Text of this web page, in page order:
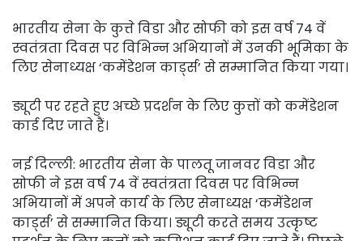
भारतीय सेना के कुत्ते विडा और सोफी को इस वर्ष 74 वें
स्वतंत्रता दिवस पर विभिन्न अभियानों में उनकी भूमिका के
लिए सेनाध्यक्ष ‘कमेंडेशन कार्ड्स’ से सम्मानित किया गया।
ड्यूटी पर रहते हुए अच्छे प्रदर्शन के लिए कुत्तों को कमेंडेशन
कार्ड दिए जाते हैं।
नई दिल्ली: भारतीय सेना के पालतू जानवर विडा और
सोफी ने इस वर्ष 74 वें स्वतंत्रता दिवस पर विभिन्न
अभियानों में अपने कार्य के लिए सेनाध्यक्ष ‘कमेंडेशन
कार्ड्स’ से सम्मानित किया। ड्यूटी करते समय उत्कृष्ट